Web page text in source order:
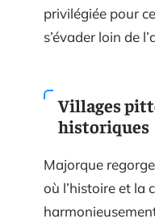
privilégiée pour
s’évader loin de
Villages
historiques
Majorque
où l’histoire et la